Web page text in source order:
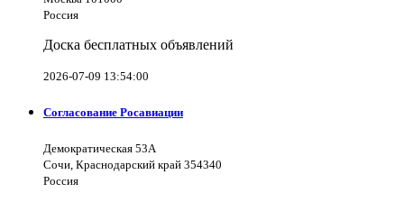
Россия
Доска бесплатных объявлений
2026-07-09 13:54:00
Согласование Росавиации
Демократическая 53А
Сочи, Краснодарский край 354340
Россия